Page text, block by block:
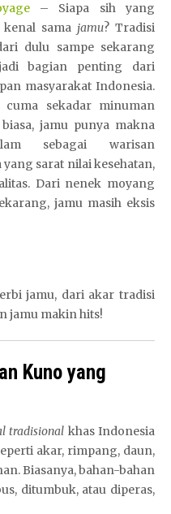
– Siapa sih yang
sama jamu? Tradisi
dulu sampe sekarang
bagian penting dari
masyarakat Indonesia.
cuma sekadar minuman
jamu punya makna
sebagai warisan
yang sarat nilai kesehatan,
Dari nenek moyang
jamu masih eksis
jamu, dari akar tradisi
jamu makin hits!
Kuno yang
tradisional khas Indonesia
akar, rimpang, daun,
Biasanya, bahan-bahan
ditumbuk, atau diperas,